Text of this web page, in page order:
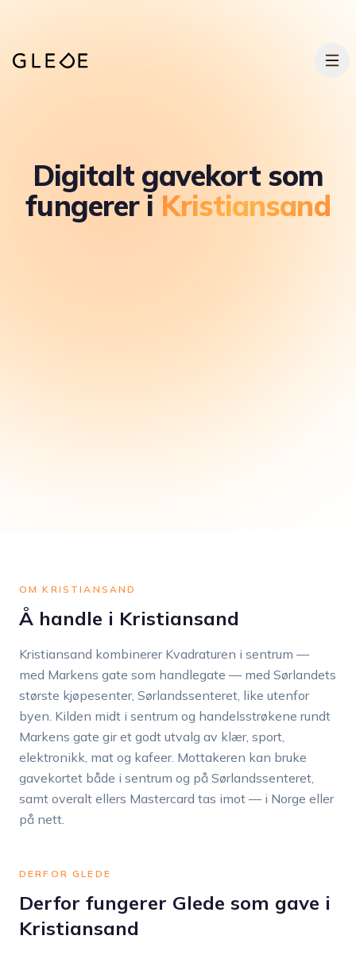
Digitalt gavekort som
fungerer i Kristiansand
OM KRISTIANSAND
Å handle i Kristiansand
Kristiansand kombinerer Kvadraturen i sentrum —
med Markens gate som handlegate — med Sørlandets
største kjøpesenter, Sørlandssenteret, like utenfor
byen. Kilden midt i sentrum og handelsstrøkene rundt
Markens gate gir et godt utvalg av klær, sport,
elektronikk, mat og kafeer. Mottakeren kan bruke
gavekortet både i sentrum og på Sørlandssenteret,
samt overalt ellers Mastercard tas imot — i Norge eller
på nett.
DERFOR GLEDE
Derfor fungerer Glede som gave i
Kristiansand